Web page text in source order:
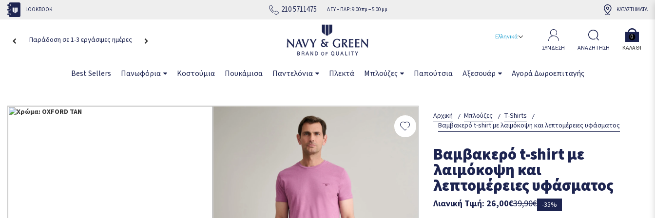
LOOKBOOK 210 5711475 ΔΕΥ − ΠΑΡ: 9.00 πμ − 5.00 μμ ΚΑΤΑΣΤΗΜΑΤΑ
Παράδοση σε 1-3 εργάσιμες ημέρες
Ελληνικά
ΣΥΝΔΕΣΗ
ΑΝΑΖΗΤΗΣΗ ΚΑΛΆΘΙ
0
Best Sellers Πανωφόρια Κοστούμια Πουκάμισα Παντελόνια Πλεκτά Μπλούζες Παπούτσια Αξεσουάρ Αγορά Δωροεπιταγής
Αρχική Μπλούζες
T-Shirts
Βαμβακερό t-shirt με λαιμόκοψη και λεπτομέρειες υφάσματος
Βαμβακερό t-shirt με
λαιμόκοψη και
λεπτομέρειες υφάσματος
39,90€
Λιανική Τιμή: 26,00€ -35%